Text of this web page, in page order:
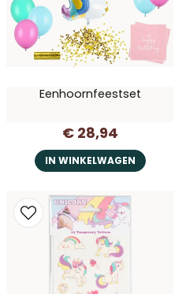
Eenhoornfeestset
€ 28,94
IN WINKELWAGEN